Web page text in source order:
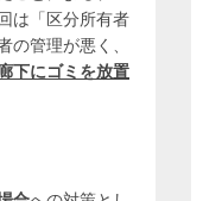
は「区分所有者
の管理が悪く、
下にゴミを放置